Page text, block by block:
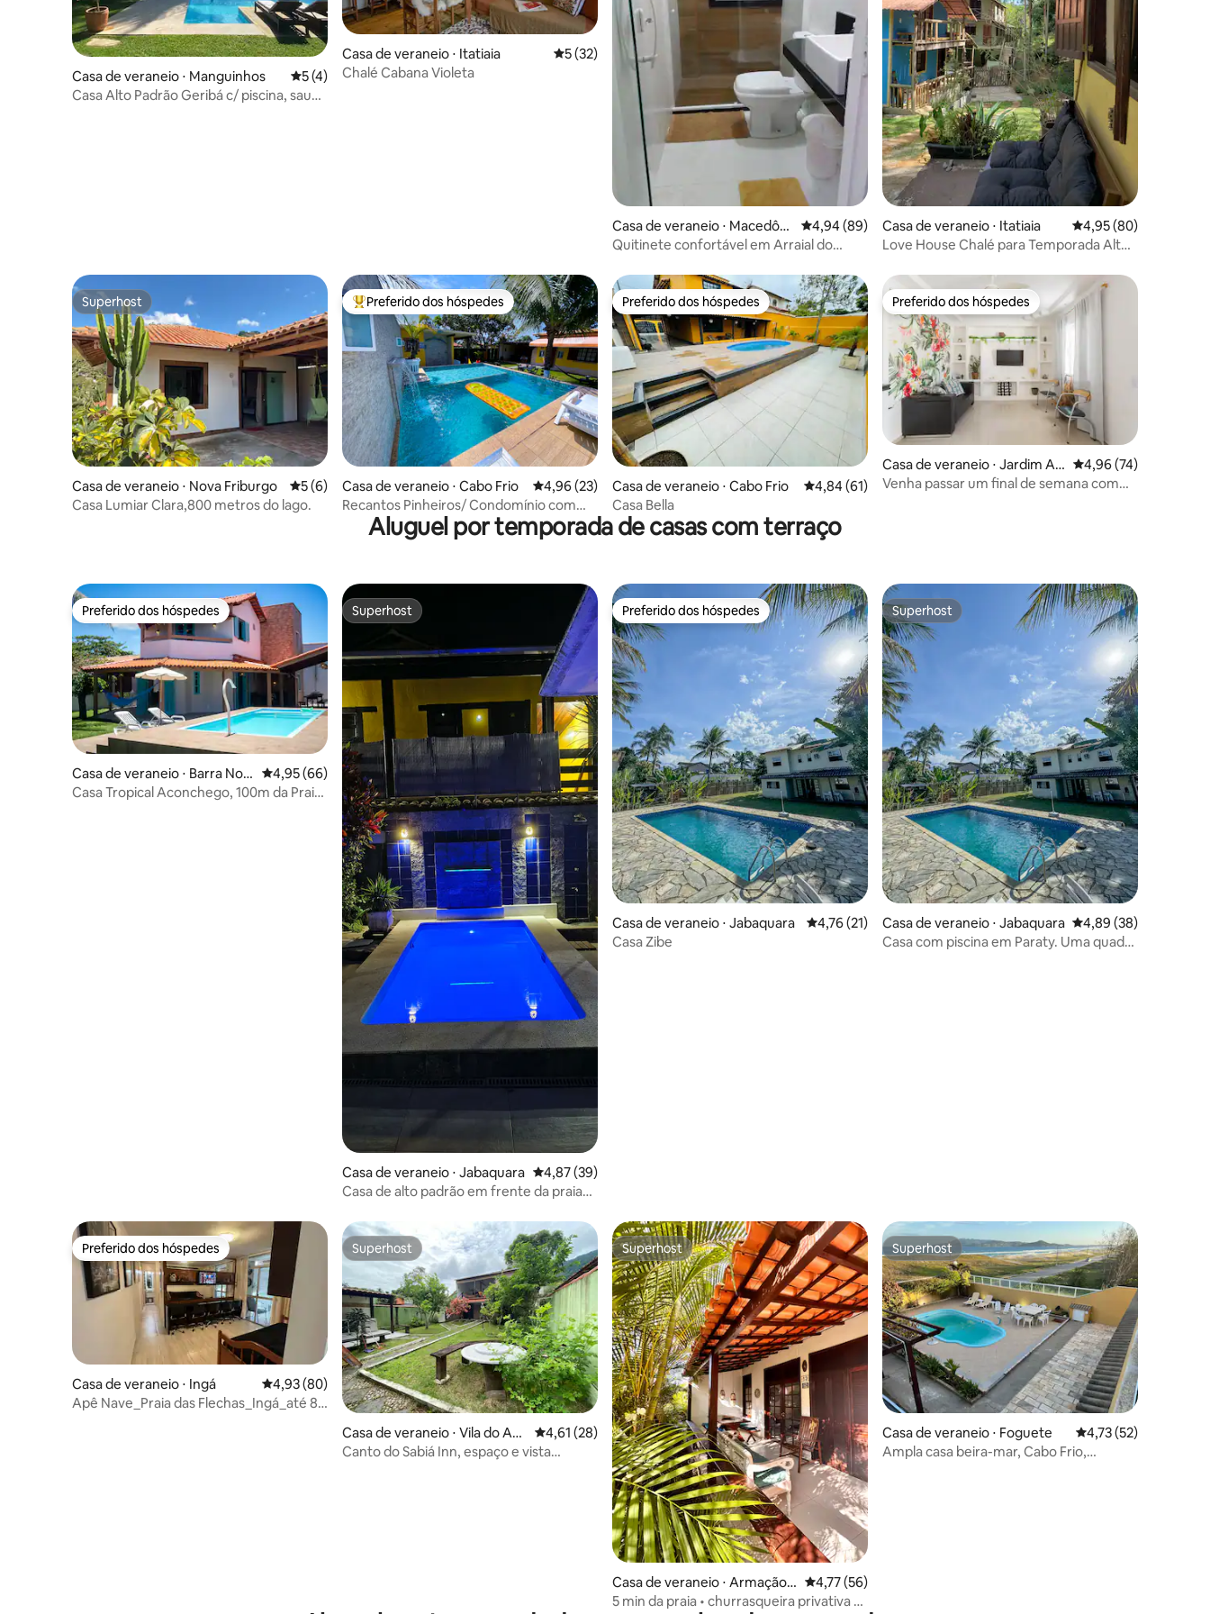
Casa de veraneio ⋅ Manguinhos 5 de uma avaliação média de 5, 4 avaliações
5 (4)
Casa Alto Padrão Geribá c/ piscina, sauna
Casa de veraneio ⋅ Itatiaia 5 de uma avaliação média de 5, 32 avaliações
5 (32)
Chalé Cabana Violeta
Casa de veraneio ⋅ Macedôni
a
4,94 de uma avaliação média de 5, 89 avaliações
4,94 (89)
Quitinete confortável em Arraial do
Casa de veraneio ⋅ Itatiaia 4,95 de uma
4,95 (80)
Love House Chalé para Temporada Alto
Superhost
Superhost
Casa de veraneio ⋅ Nova Friburgo 5 de uma avaliação média de 5, 6 avaliações
5 (6)
Casa Lumiar Clara,800 metros do lago.
Entre os melhores preferidos dos hóspedes
Preferido dos hóspedes
Casa de veraneio ⋅ Cabo Frio 4,96 de uma avaliação média de 5, 23 avaliações
4,96 (23)
Recantos Pinheiros/ Condomínio com
Acesso a Praia
Preferido dos hóspedes
Preferido dos hóspedes
Casa de veraneio ⋅ Cabo Frio 4,84 de uma avaliação média de 5, 61 avaliações
4,84 (61)
Casa Bella
Preferido dos hóspedes
Preferido dos hóspedes
Casa de veraneio ⋅ Jardim Atl
ântico Leste
4,96 de uma
4,96 (74)
Venha passar um final de semana com
Aluguel por temporada de casas com terraço
Preferido dos hóspedes
Preferido dos hóspedes
Casa de veraneio ⋅ Barra Nov
a
4,95 de uma avaliação média de 5, 66 avaliações
4,95 (66)
Casa Tropical Aconchego, 100m da Praia,
Superhost
Superhost
Casa de veraneio ⋅ Jabaquara 4,87 de uma avaliação média de 5, 39 avaliações
4,87 (39)
Casa de alto padrão em frente da praia
Preferido dos hóspedes
Preferido dos hóspedes
Casa de veraneio ⋅ Jabaquara 4,76 de uma avaliação média de 5, 21 avaliações
4,76 (21)
Casa Zibe
Superhost
Superhost
Casa de veraneio ⋅ Jabaquara 4,89 de uma
4,89 (38)
Casa com piscina em Paraty. Uma quadra
Preferido dos hóspedes
Preferido dos hóspedes
Casa de veraneio ⋅ Ingá 4,93 de uma avaliação média de 5, 80 avaliações
4,93 (80)
Apê Nave_Praia das Flechas_Ingá_até 8
Superhost
Superhost
Casa de veraneio ⋅ Vila do Abr
aão
4,61 de uma avaliação média de 5, 28 avaliações
4,61 (28)
Canto do Sabiá Inn, espaço e vista
Superhost
Superhost
Casa de veraneio ⋅ Armação d
os Búzios
4,77 de uma avaliação média de 5, 56 avaliações
4,77 (56)
5 min da praia • churrasqueira privativa •
Superhost
Superhost
Casa de veraneio ⋅ Foguete 4,73 de uma
4,73 (52)
Ampla casa beira-mar, Cabo Frio,